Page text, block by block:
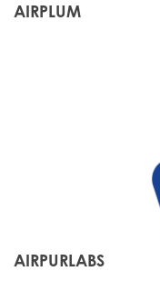
AIRPLUM
AIRPURLABS